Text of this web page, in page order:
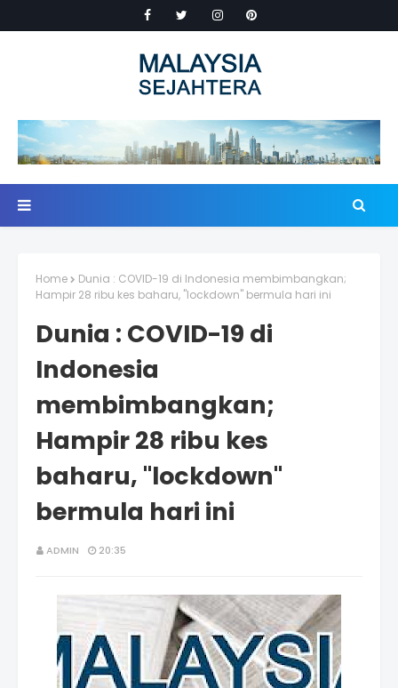
Home
Dunia : COVID-19 di Indonesia membimbangkan;
Hampir 28 ribu kes baharu, "lockdown" bermula hari ini
Dunia : COVID-19 di
Indonesia
membimbangkan;
Hampir 28 ribu kes
baharu, "lockdown"
bermula hari ini
ADMIN 20:35